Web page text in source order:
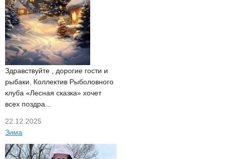
Здравствуйте , дорогие гости и
рыбаки. Коллектив Рыболовного
клуба «Лесная сказка» хочет
всех поздра...
22.12.2025
Зима